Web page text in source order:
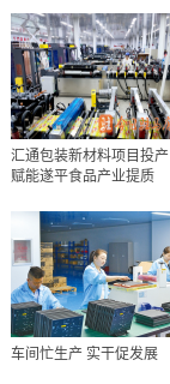
汇通包装新材料项目投产
赋能遂平食品产业提质
车间忙生产 实干促发展